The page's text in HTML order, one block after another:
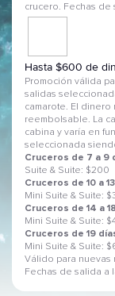
crucero. Fechas de
Hasta $600 de
Promoción válida
salidas
camarote. El
reembolsable. La
cabina y varía en
seleccionada
Cruceros de 7 a 9
Suite & Suite: $200
Cruceros de 10 a
Mini Suite & Suite:
Cruceros de 14 a
Mini Suite & Suite:
Cruceros de 19
Mini Suite & Suite:
Válido para nuevas
Fechas de salida a